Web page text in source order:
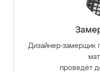
Дизайнер-замерщик
проведёт